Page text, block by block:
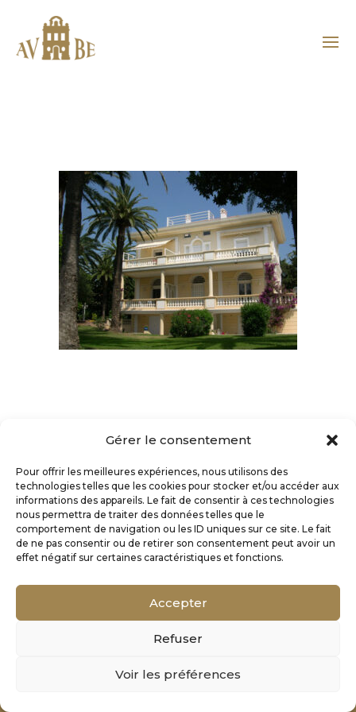
Gérer le consentement
Pour offrir les meilleures expériences, nous utilisons des
technologies telles que les cookies pour stocker et/ou accéder aux
informations des appareils. Le fait de consentir à ces technologies
nous permettra de traiter des données telles que le
comportement de navigation ou les ID uniques sur ce site. Le fait
de ne pas consentir ou de retirer son consentement peut avoir un
effet négatif sur certaines caractéristiques et fonctions.
Accepter
Refuser
Voir les préférences
Mentions Légales